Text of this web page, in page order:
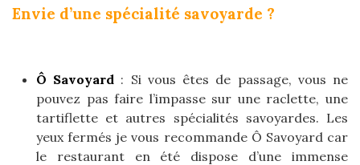
Envie d’une spécialité savoyarde ?
Ô Savoyard : Si vous êtes de passage, vous ne
pouvez pas faire l’impasse sur une raclette, une
tartiflette et autres spécialités savoyardes. Les
yeux fermés je vous recommande Ô Savoyard car
le restaurant en été dispose d’une immense